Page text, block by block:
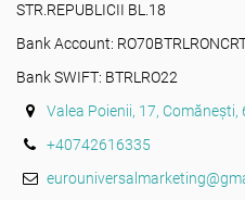
STR.REPUBLICII BL.18
Bank Account:
Bank SWIFT: BTRLRO22
Valea Poienii, 17,
+40742616335